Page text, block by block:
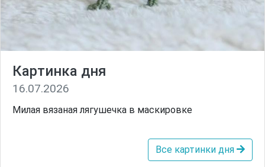
Картинка дня
16.07.2026
Милая вязаная лягушечка в маскировке
Все картинки дня